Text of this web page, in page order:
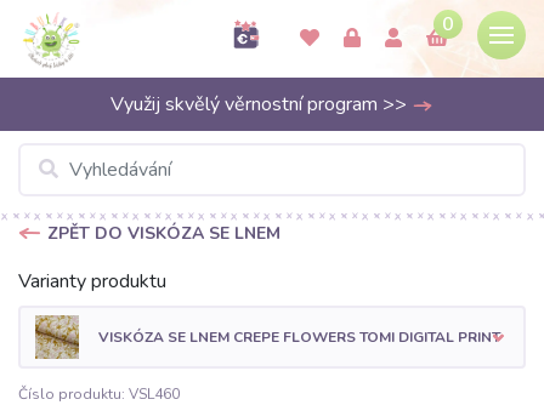
0
Využij skvělý věrnostní program >>
ZPĚT DO VISKÓZA SE LNEM
Varianty produktu
VISKÓZA SE LNEM CREPE FLOWERS TOMI DIGITAL PRINT
Číslo produktu: VSL460